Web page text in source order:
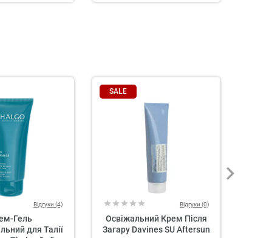
Відгуки (4)
Гель
для Талії
SALE
Відгуки (0)
Освіжальний Крем Після
Загару Davines SU Aftersun